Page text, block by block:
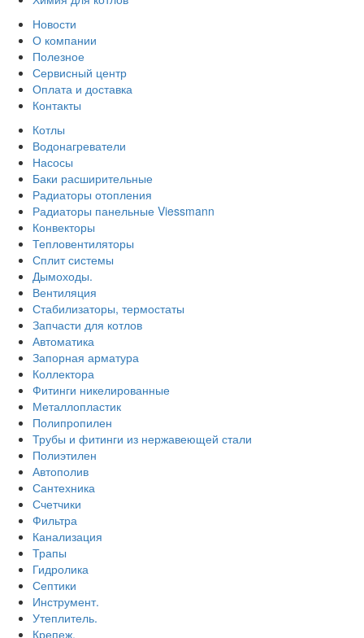
Новости
О компании
Полезное
Сервисный центр
Оплата и доставка
Контакты
Котлы
Водонагреватели
Насосы
Баки расширительные
Радиаторы отопления
Радиаторы панельные Viessmann
Конвекторы
Тепловентиляторы
Сплит системы
Дымоходы.
Вентиляция
Стабилизаторы, термостаты
Запчасти для котлов
Автоматика
Запорная арматура
Коллектора
Фитинги никелированные
Металлопластик
Полипропилен
Трубы и фитинги из нержавеющей стали
Полиэтилен
Автополив
Сантехника
Счетчики
Фильтра
Канализация
Трапы
Гидролика
Септики
Инструмент.
Утеплитель.
Крепеж.